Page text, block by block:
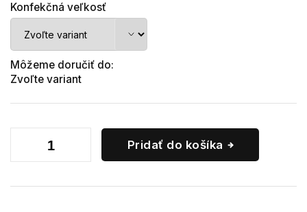
Konfekčná veľkosť
Môžeme doručiť do:
Zvoľte variant
Pridať do košíka